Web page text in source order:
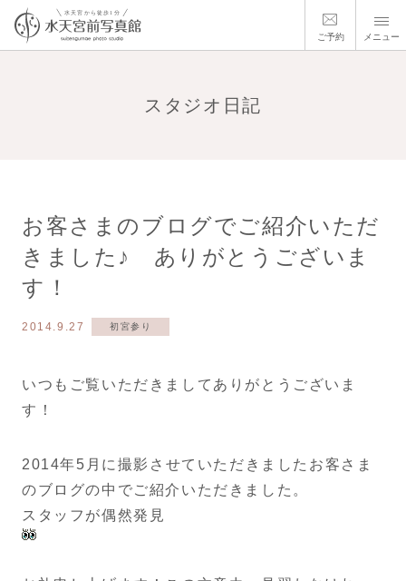
ご予約 メニュー
スタジオ日記
お客さまのブログでご紹介いただ
きました♪ ありがとうございま
す！
2014.9.27 初宮参り
いつもご覧いただきましてありがとうございま
す！
2014年5月に撮影させていただきましたお客さま
のブログの中でご紹介いただきました。
スタッフが偶然発見